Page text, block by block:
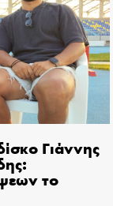
Γιάννης
το